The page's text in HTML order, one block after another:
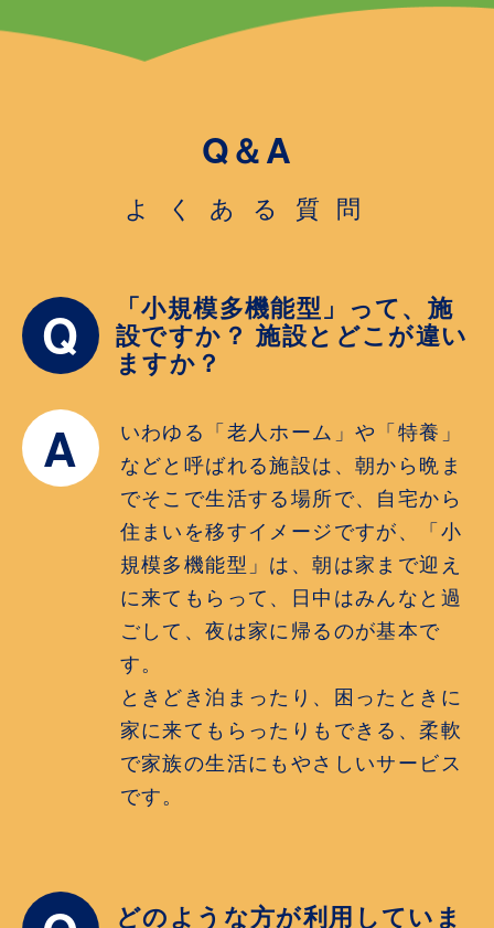
Q＆A
よくある質問
Q 「小規模多機能型」って、施
設ですか？ 施設とどこが違い
ますか？
A
いわゆる「老人ホーム」や「特養」
などと呼ばれる施設は、朝から晩ま
でそこで生活する場所で、自宅から
住まいを移すイメージですが、「小
規模多機能型」は、朝は家まで迎え
に来てもらって、日中はみんなと過
ごして、夜は家に帰るのが基本で
す。
ときどき泊まったり、困ったときに
家に来てもらったりもできる、柔軟
で家族の生活にもやさしいサービス
です。
どのような方が利用していま